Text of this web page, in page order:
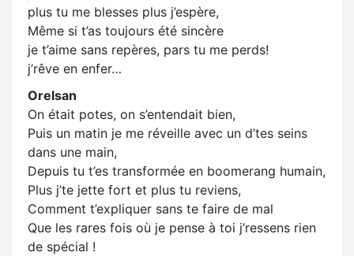
plus tu me blesses plus j’espère,
Même si t’as toujours été sincère
je t’aime sans repères, pars tu me perds!
j’rêve en enfer…
Orelsan
On était potes, on s’entendait bien,
Puis un matin je me réveille avec un d’tes seins
dans une main,
Depuis tu t’es transformée en boomerang humain,
Plus j’te jette fort et plus tu reviens,
Comment t’expliquer sans te faire de mal
Que les rares fois où je pense à toi j’ressens rien
de spécial !